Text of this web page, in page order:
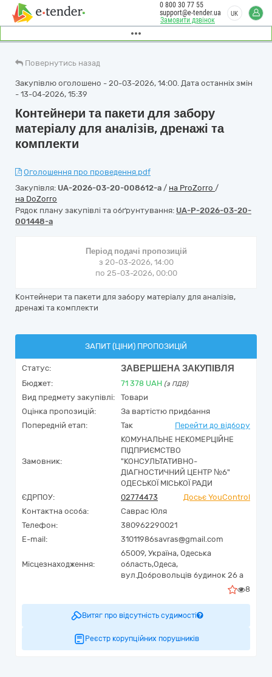
Замовити дзвінок
0 800 30 77 55
support@e-tender.ua
UK
Повернутись назад
Закупівлю оголошено - 20-03-2026, 14:00. Дата останніх змін
- 13-04-2026, 15:39
Контейнери та пакети для забору
матеріалу для аналізів, дренажі та
комплекти
Оголошення про проведення.pdf
Закупівля: UA-2026-03-20-008612-a / на ProZorro /
на DoZorro
Рядок плану закупівлі та обґрунтування: UA-P-2026-03-20-
001448-a
Період подачі пропозицій
з 20-03-2026, 14:00
по 25-03-2026, 00:00
Контейнери та пакети для забору матеріалу для аналізів,
дренажі та комплекти
ЗАПИТ (ЦІНИ) ПРОПОЗИЦІЙ
Статус: ЗАВЕРШЕНА ЗАКУПІВЛЯ
Бюджет: 71 378 UAH (з ПДВ)
Вид предмету закупівлі:
Товари
Оцінка пропозицій:
За вартістю придбання
Попередній етап:
Так Перейти до відбору
Замовник:
КОМУНАЛЬНЕ НЕКОМЕРЦІЙНЕ
ПІДПРИЄМСТВО
"КОНСУЛЬТАТИВНО-
ДІАГНОСТИЧНИЙ ЦЕНТР №6"
ОДЕСЬКОЇ МІСЬКОЇ РАДИ
ЄДРПОУ:
02774473
Досьє YouControl
Контактна особа:
Саврас Юля
Телефон:
380962290021
E-mail:
31011986savras@gmail.com
Місцезнаходження:
65009, Україна, Одеська
область,Одеса,
вул.Добровольців будинок 26 а
8
Витяг про відсутність судимості
Реєстр корупційних порушників